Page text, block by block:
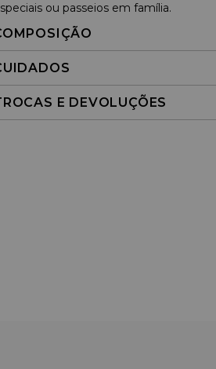
ou passeios em família.
E DEVOLUÇÕES